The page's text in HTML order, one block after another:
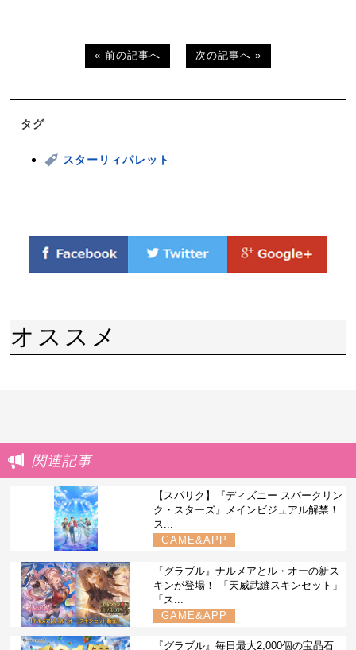
« 前の記事へ 次の記事へ »
タグ
スターリィパレット
オススメ
関連記事
【スパリク】『ディズニー スパークリン
ク・スターズ』メインビジュアル解禁！
ス...
GAME&APP
『グラブル』ナルメアとル・オーの新ス
キンが登場！ 「天威武縫スキンセット」
「ス...
GAME&APP
『グラブル』毎日最大2,000個の宝晶石